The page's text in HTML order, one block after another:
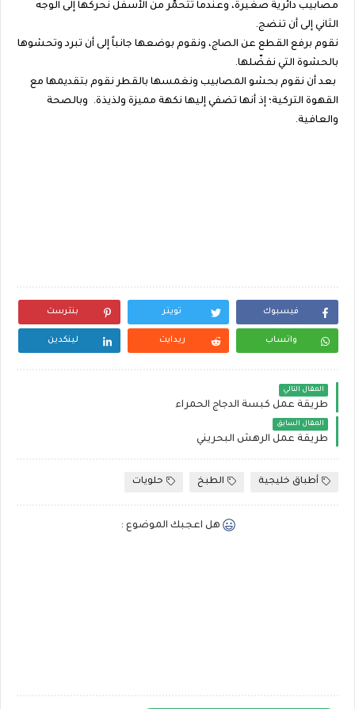
مصابيب دائرية صغيرة، وعندما تتحمّر من الأسفل نحركها إلى الوجه
الثاني إلى أن تنضج.
نقوم برفع القطع عن الصاج، ونقوم بوضعها جانباً إلى أن تبرد وتحشوها
بالحشوة التي نفضّلها.
بعد أن نقوم بحشو المصابيب ونغمسها بالقطر نقوم بتقديمها مع
القهوة التركية؛ إذ أنها تضفي إليها نكهة مميزة ولذيذة. وبالصحة
والعافية.
فيسبوك تويتر بنترست
واتساب ريدايت لينكدين
المقال التالي
طريقة عمل كبسة الدجاج الحمراء
المقال السابق
طريقة عمل الرهش البحريني
أطباق خليجية الطبخ حلويات
هل اعجبك الموضوع :